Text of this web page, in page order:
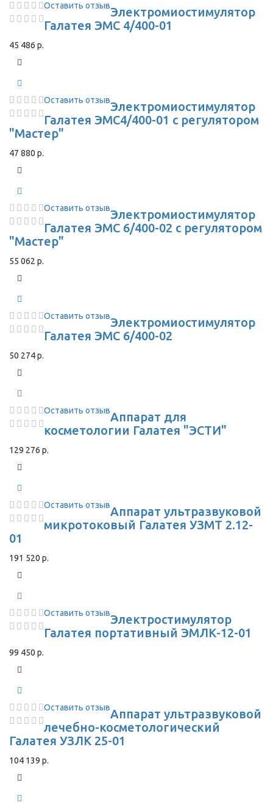
Оставить отзывЭлектромиостимулятор
Галатея ЭМС 4/400-01
45 486 р.
Оставить отзывЭлектромиостимулятор
Галатея ЭМС4/400-01 с регулятором
"Мастер"
47 880 р.
Оставить отзывЭлектромиостимулятор
Галатея ЭМС 6/400-02 с регулятором
"Мастер"
55 062 р.
Оставить отзывЭлектромиостимулятор
Галатея ЭМС 6/400-02
50 274 р.
Оставить отзывАппарат для
косметологии Галатея "ЭСТИ"
129 276 р.
Оставить отзывАппарат ультразвуковой
микротоковый Галатея УЗМТ 2.12-
01
191 520 р.
Оставить отзывЭлектростимулятор
Галатея портативный ЭМЛК-12-01
99 450 р.
Оставить отзывАппарат ультразвуковой
лечебно-косметологический
Галатея УЗЛК 25-01
104 139 р.